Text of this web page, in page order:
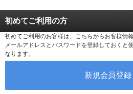
初めてご利用の方
初めてご利用のお客様は、こちらからお客様情
メールアドレスとパスワードを登録しておくと
なります。